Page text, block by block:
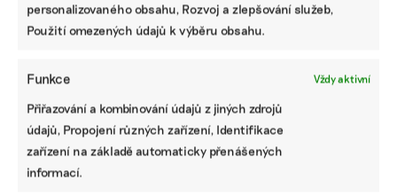
personalizovaného obsahu, Rozvoj a zlepšování služeb,
Použití omezených údajů k výběru obsahu.
Funkce Vždy aktivní
Přiřazování a kombinování údajů z jiných zdrojů
údajů, Propojení různých zařízení, Identifikace
zařízení na základě automaticky přenášených
informací.
Deset hlavních změn ve standardech ESRS:
Které firmy mají nově povinnost
zveřejňovat informace o udržitelnosti podle